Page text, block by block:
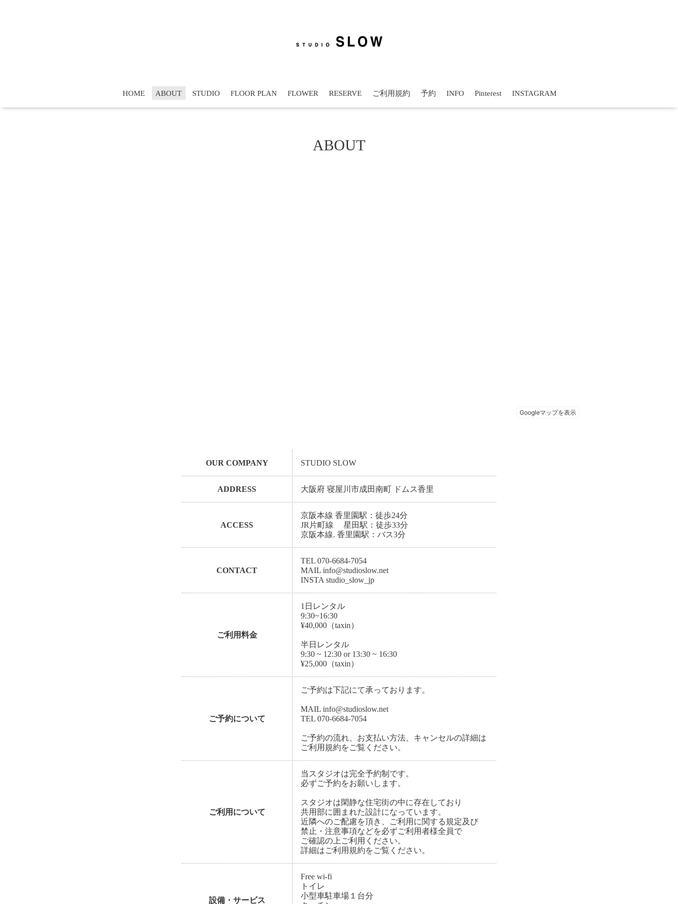
HOME ABOUT STUDIO FLOOR PLAN FLOWER RESERVE ご利用規約 予約 INFO Pinterest INSTAGRAM
ABOUT
OUR COMPANY STUDIO SLOW
ADDRESS 大阪府 寝屋川市成田南町 ドムス香里
ACCESS
京阪本線 香里園駅：徒歩24分
JR片町線 星田駅：徒歩33分
京阪本線. 香里園駅：バス3分
CONTACT
TEL 070-6684-7054
MAIL info@studioslow.net
INSTA studio_slow_jp
ご利用料金
1日レンタル
9:30~16:30
¥40,000（taxin）
半日レンタル
9:30 ~ 12:30 or 13:30 ~ 16:30
¥25,000（taxin）
ご予約について
ご予約は下記にて承っております。
MAIL info@studioslow.net
TEL 070-6684-7054
ご予約の流れ、お支払い方法、キャンセルの詳細は
ご利用規約をご覧ください。
ご利用について
当スタジオは完全予約制です。
必ずご予約をお願いします。
スタジオは閑静な住宅街の中に存在しており
共用部に囲まれた設計になっています。
近隣へのご配慮を頂き、ご利用に関する規定及び
禁止・注意事項などを必ずご利用者様全員で
ご確認の上ご利用ください。
詳細はご利用規約をご覧ください。
設備・サービス
Free wi-fi
トイレ
小型車駐車場１台分